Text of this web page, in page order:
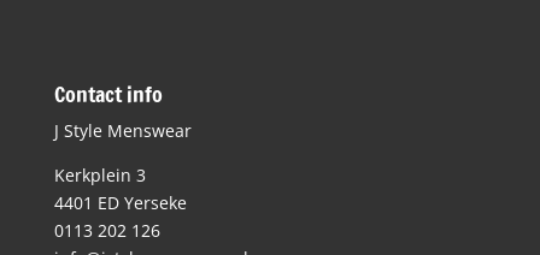
Contact info
J Style Menswear
Kerkplein 3
4401 ED Yerseke
0113 202 126